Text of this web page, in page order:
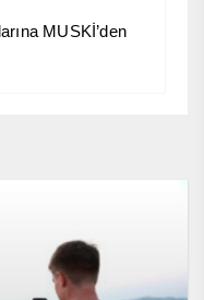
MUSKİ’den